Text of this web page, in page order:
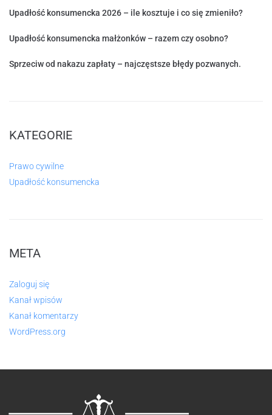
Upadłość konsumencka 2026 – ile kosztuje i co się zmieniło?
Upadłość konsumencka małżonków – razem czy osobno?
Sprzeciw od nakazu zapłaty – najczęstsze błędy pozwanych.
KATEGORIE
Prawo cywilne
Upadłość konsumencka
META
Zaloguj się
Kanał wpisów
Kanał komentarzy
WordPress.org